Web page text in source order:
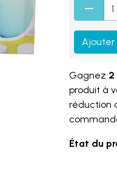
Ajouter
Gagnez 2
produit à
réduction
État du